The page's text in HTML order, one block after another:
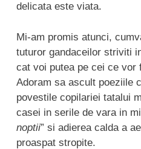
delicata este viata.
Mi-am promis atunci,
tuturor gandaceilor striviti
cat voi putea pe cei ce vor
Adoram sa ascult poeziile
povestile copilariei tatalui
casei in serile de vara in
noptii” si adierea calda a
proaspat stropite.